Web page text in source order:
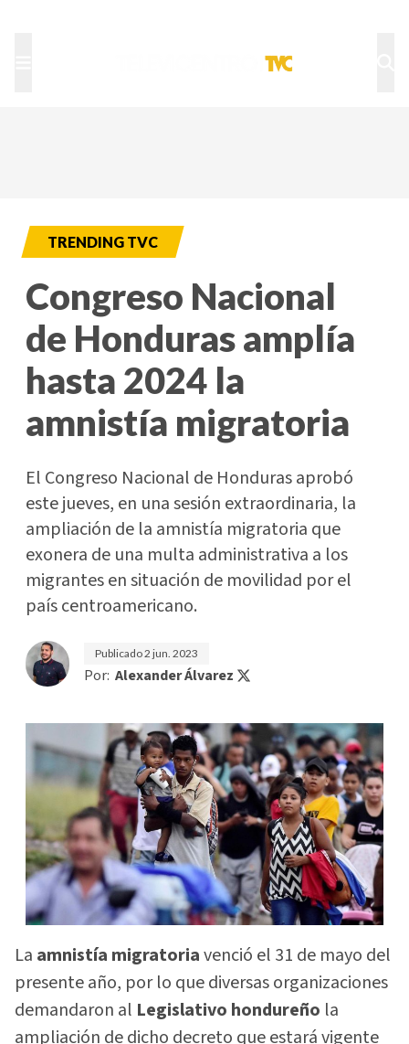
TRENDING TVC
Congreso Nacional
de Honduras amplía
hasta 2024 la
amnistía migratoria
El Congreso Nacional de Honduras aprobó
este jueves, en una sesión extraordinaria, la
ampliación de la amnistía migratoria que
exonera de una multa administrativa a los
migrantes en situación de movilidad por el
país centroamericano.
Publicado2 jun. 2023
Por: Alexander Álvarez
La amnistía migratoriavenció el 31 de mayo del
presente año, por lo que diversas organizaciones
demandaron al Legislativo hondureño la
ampliación de dicho decreto que estará vigente